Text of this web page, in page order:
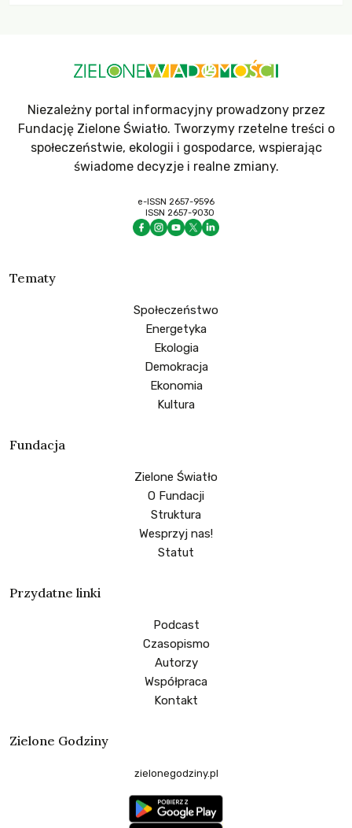
Niezależny portal informacyjny prowadzony przez
Fundację Zielone Światło. Tworzymy rzetelne treści o
społeczeństwie, ekologii i gospodarce, wspierając
świadome decyzje i realne zmiany.
e-ISSN 2657-9596
ISSN 2657-9030
Tematy
Społeczeństwo
Energetyka
Ekologia
Demokracja
Ekonomia
Kultura
Fundacja
Zielone Światło
O Fundacji
Struktura
Wesprzyj nas!
Statut
Przydatne linki
Podcast
Czasopismo
Autorzy
Współpraca
Kontakt
Zielone Godziny
zielonegodziny.pl